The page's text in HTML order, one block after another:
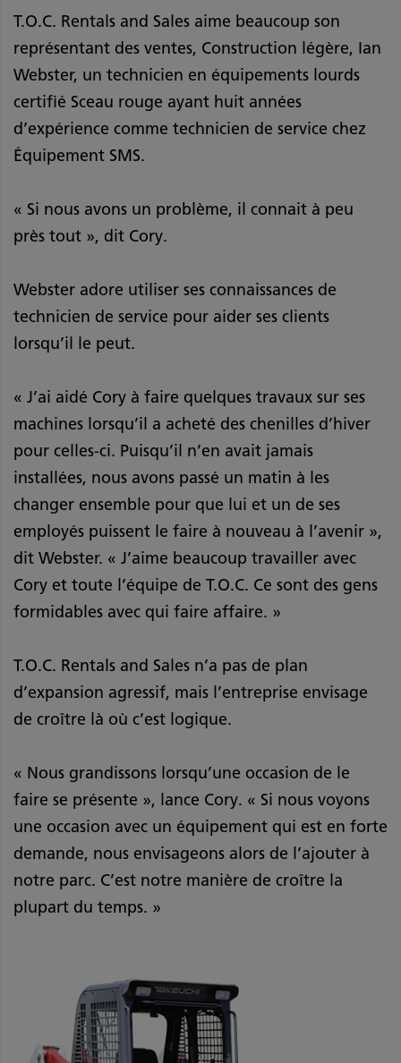
T.O.C. Rentals and Sales aime beaucoup son
représentant des ventes, Construction légère, Ian
Webster, un technicien en équipements lourds
certifié Sceau rouge ayant huit années
d’expérience comme technicien de service chez
Équipement SMS.
« Si nous avons un problème, il connait à peu
près tout », dit Cory.
Webster adore utiliser ses connaissances de
technicien de service pour aider ses clients
lorsqu’il le peut.
« J’ai aidé Cory à faire quelques travaux sur ses
machines lorsqu’il a acheté des chenilles d’hiver
pour celles-ci. Puisqu’il n’en avait jamais
installées, nous avons passé un matin à les
changer ensemble pour que lui et un de ses
employés puissent le faire à nouveau à l’avenir »,
dit Webster. « J’aime beaucoup travailler avec
Cory et toute l’équipe de T.O.C. Ce sont des gens
formidables avec qui faire affaire. »
T.O.C. Rentals and Sales n’a pas de plan
d’expansion agressif, mais l’entreprise envisage
de croître là où c’est logique.
« Nous grandissons lorsqu’une occasion de le
faire se présente », lance Cory. « Si nous voyons
une occasion avec un équipement qui est en forte
demande, nous envisageons alors de l’ajouter à
notre parc. C’est notre manière de croître la
plupart du temps. »